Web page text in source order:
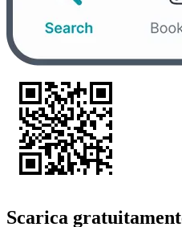
Scarica